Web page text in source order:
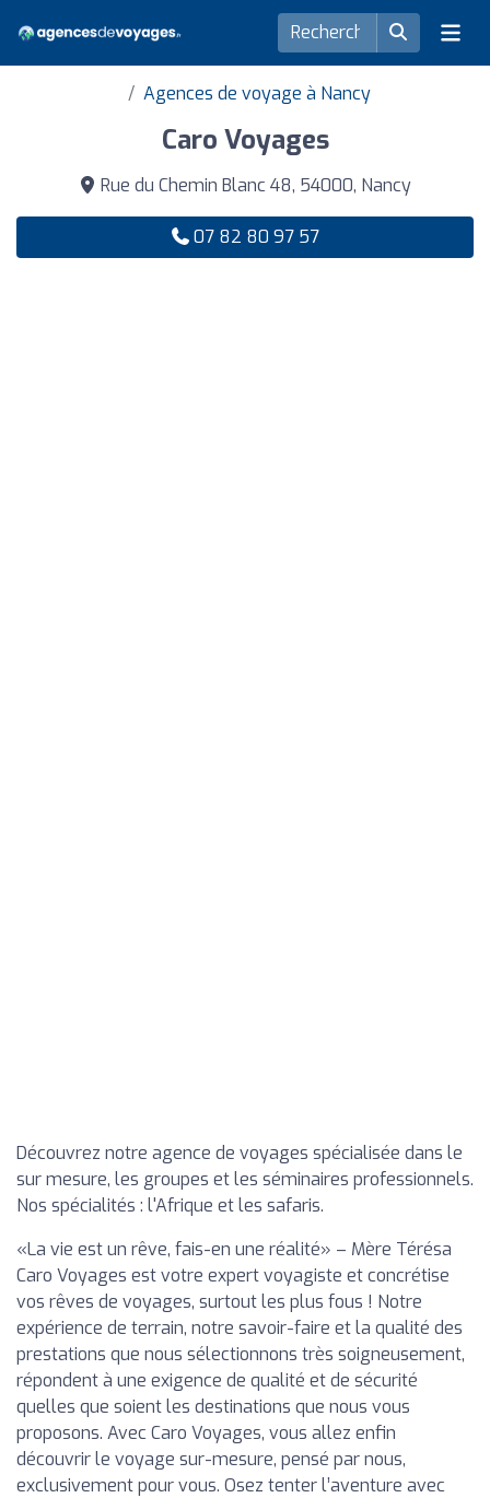
Agences de voyage à Nancy
Caro Voyages
Rue du Chemin Blanc 48, 54000, Nancy
07 82 80 97 57
Découvrez notre agence de voyages spécialisée dans le
sur mesure, les groupes et les séminaires professionnels.
Nos spécialités : l'Afrique et les safaris.
«La vie est un rêve, fais-en une réalité» – Mère Térésa
Caro Voyages est votre expert voyagiste et concrétise
vos rêves de voyages, surtout les plus fous ! Notre
expérience de terrain, notre savoir-faire et la qualité des
prestations que nous sélectionnons très soigneusement,
répondent à une exigence de qualité et de sécurité
quelles que soient les destinations que nous vous
proposons. Avec Caro Voyages, vous allez enfin
découvrir le voyage sur-mesure, pensé par nous,
exclusivement pour vous. Osez tenter l’aventure avec